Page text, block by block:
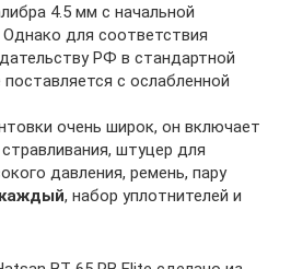
4.5 мм с начальной
Однако для соответствия
РФ в стандартной
с ослабленной
очень широк, он включает
штуцер для
давления, ремень, пару
, набор уплотнителей и